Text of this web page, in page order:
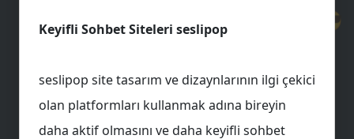
💛
😎
Keyifli Sohbet Siteleri seslipop
seslipop site tasarım ve dizaynlarının ilgi çekici
olan platformları kullanmak adına bireyin
daha aktif olmasını ve daha keyifli sohbet